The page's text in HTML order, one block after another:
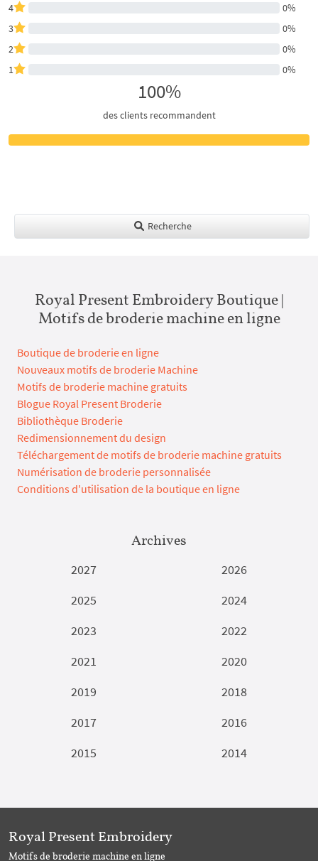
4
0%
3
0%
2
0%
1
0%
100%
des clients recommandent
Recherche
Royal Present Embroidery Boutique |
Motifs de broderie machine en ligne
Boutique de broderie en ligne
Nouveaux motifs de broderie Machine
Motifs de broderie machine gratuits
Blogue Royal Present Broderie
Bibliothèque Broderie
Redimensionnement du design
Téléchargement de motifs de broderie machine gratuits
Numérisation de broderie personnalisée
Conditions d'utilisation de la boutique en ligne
Archives
2027
2026
2025
2024
2023
2022
2021
2020
2019
2018
2017
2016
2015
2014
Royal Present Embroidery
Motifs de broderie machine en ligne